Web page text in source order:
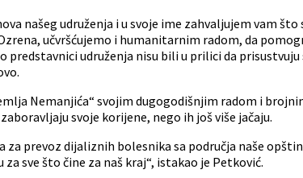
našeg udruženja i u svoje ime zahvaljujem vam
učvršćujemo i humanitarnim radom, da
predstavnici udruženja nisu bili u prilici da
Nemanjića“ svojim dugogodišnjim radom i
svoje korijene, nego ih još više jačaju.
za prevoz dijaliznih bolesnika sa područja naše
sve što čine za naš kraj“, istakao je Petković.